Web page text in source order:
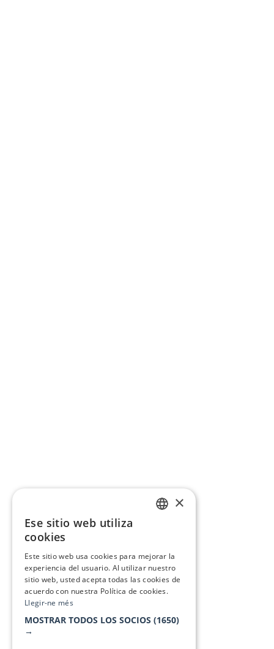
×
Ese sitio web utiliza
cookies
Este sitio web usa cookies para mejorar la
experiencia del usuario. Al utilizar nuestro
sitio web, usted acepta todas las cookies de
acuerdo con nuestra Política de cookies.
Llegir-ne més
MOSTRAR TODOS LOS SOCIOS (1650)
→